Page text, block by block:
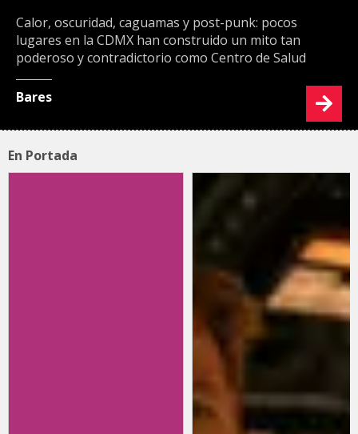
Calor, oscuridad, caguamas y post-punk: pocos
lugares en la CDMX han construido un mito tan
poderoso y contradictorio como Centro de Salud
Bares
En Portada